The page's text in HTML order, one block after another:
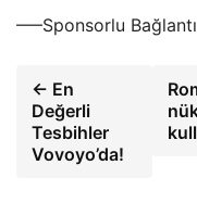
—–Sponsorlu
← En
Değerli
Tesbihler
Vovoyo’da!